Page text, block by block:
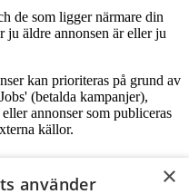
de som ligger närmare din
ju äldre annonsen är eller ju
kan prioriteras på grund av
(betalda kampanjer),
annonser som publiceras
källor.
×
använder